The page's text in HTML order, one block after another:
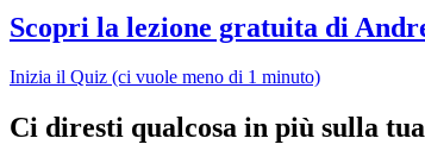
Scopri la lezione gratuita di
Inizia il Quiz (ci vuole meno di 1 minuto)
Ci diresti qualcosa in più sulla